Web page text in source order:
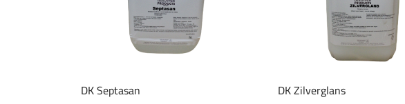
DK Septasan DK Zilverglans